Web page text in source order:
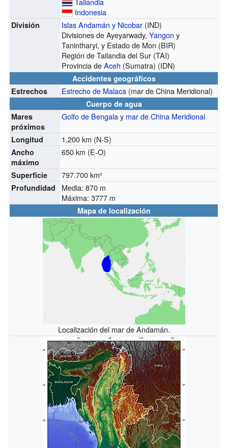
Indonesia
División Islas Andamán y Nicobar (IND)
Divisiones de Ayeyarwady,Yangon y
Tanintharyi, y Estado de Mon (BIR)
Región de Tailandia del Sur (TAI)
Provincia deAceh (Sumatra) (IDN)
Accidentes geográficos
Estrechos
Estrecho de Malaca (mar de China Meridional)
Cuerpo de agua
Mares
próximos
Golfo de Bengalay mar de China Meridional
Longitud 1.200 km (N-S)
Ancho
máximo
650 km (E-O)
Superficie 797.700 km²
Profundidad
Media: 870 m
Máxima: 3777 m
Mapa de localización
Localización del mar de Andamán.